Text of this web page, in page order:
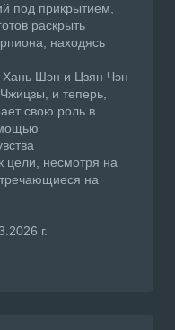
под прикрытием,
раскрыть
находясь
Шэн и Цзян Чэн
и теперь,
свою роль в
цели, несмотря на
на
г.